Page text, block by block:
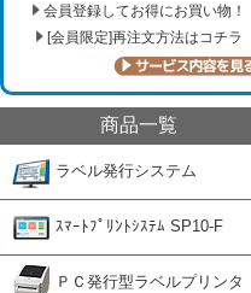
会員登録してお得にお買い物！
[会員限定]再注文方法はコチラ
商品一覧
ラベル発行システム
ｽﾏｰﾄﾌﾟﾘﾝﾄｼｽﾃﾑ SP10-F
ＰＣ発行型ラベルプリンタ